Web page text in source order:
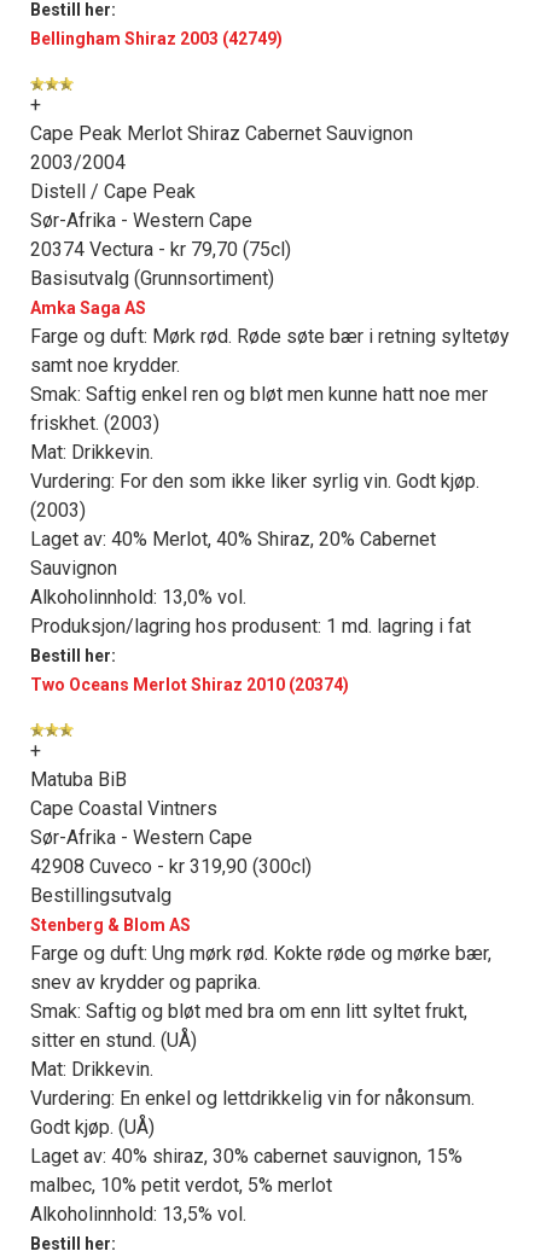
Bestill her:
Bellingham Shiraz 2003 (42749)
+
Cape Peak Merlot Shiraz Cabernet Sauvignon
2003/2004
Distell / Cape Peak
Sør-Afrika - Western Cape
20374 Vectura - kr 79,70 (75cl)
Basisutvalg (Grunnsortiment)
Amka Saga AS
Farge og duft: Mørk rød. Røde søte bær i retning syltetøy
samt noe krydder.
Smak: Saftig enkel ren og bløt men kunne hatt noe mer
friskhet. (2003)
Mat: Drikkevin.
Vurdering: For den som ikke liker syrlig vin. Godt kjøp.
(2003)
Laget av: 40% Merlot, 40% Shiraz, 20% Cabernet
Sauvignon
Alkoholinnhold: 13,0% vol.
Produksjon/lagring hos produsent: 1 md. lagring i fat
Bestill her:
Two Oceans Merlot Shiraz 2010 (20374)
+
Matuba BiB
Cape Coastal Vintners
Sør-Afrika - Western Cape
42908 Cuveco - kr 319,90 (300cl)
Bestillingsutvalg
Stenberg & Blom AS
Farge og duft: Ung mørk rød. Kokte røde og mørke bær,
snev av krydder og paprika.
Smak: Saftig og bløt med bra om enn litt syltet frukt,
sitter en stund. (UÅ)
Mat: Drikkevin.
Vurdering: En enkel og lettdrikkelig vin for nåkonsum.
Godt kjøp. (UÅ)
Laget av: 40% shiraz, 30% cabernet sauvignon, 15%
malbec, 10% petit verdot, 5% merlot
Alkoholinnhold: 13,5% vol.
Bestill her: